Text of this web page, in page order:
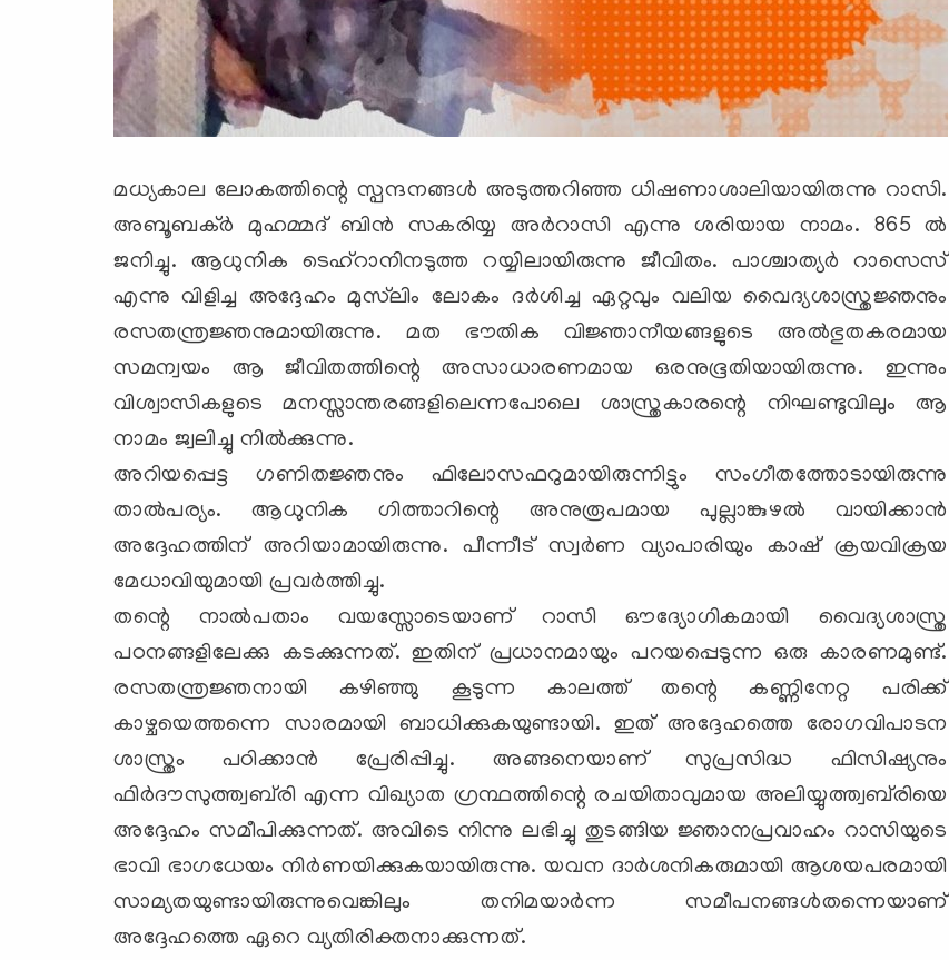
മധ്യകാല ലോകത്തിന്റെ സ്പന്ദനങ്ങള്‍ അടുത്തറിഞ്ഞ ധിഷണാശാലിയായിരുന്നു റാസി.
അബൂബക്ര്‍ മുഹമ്മദ് ബിന്‍ സകരിയ്യ അര്‍റാസി എന്നു ശരിയായ നാമം. 865 ല്‍
ജനിച്ചു. ആധുനിക ടെഹ്‌റാനിനടുത്ത റയ്യിലായിരുന്നു ജീവിതം. പാശ്ചാത്യര്‍ റാസെസ്
എന്നു വിളിച്ച അദ്ദേഹം മുസ്‌ലിം ലോകം ദര്‍ശിച്ച ഏറ്റവും വലിയ വൈദ്യശാസ്ത്രജ്ഞനും
രസതന്ത്രജ്ഞനുമായിരുന്നു. മത ഭൗതിക വിജ്ഞാനീയങ്ങളുടെ അല്‍ഭുതകരമായ
സമന്വയം ആ ജീവിതത്തിന്റെ അസാധാരണമായ ഒരനുഭൂതിയായിരുന്നു. ഇന്നും
വിശ്വാസികളുടെ മനസ്സാന്തരങ്ങളിലെന്നപോലെ ശാസ്ത്രകാരന്റെ നിഘണ്ടുവിലും ആ
നാമം ജ്വലിച്ചു നില്‍ക്കുന്നു.
അറിയപ്പെട്ട ഗണിതജ്ഞനും ഫിലോസഫറുമായിരുന്നിട്ടും സംഗീതത്തോടായിരുന്നു
താല്‍പര്യം. ആധുനിക ഗിത്താറിന്റെ അനുരൂപമായ പുല്ലാങ്കുഴല്‍ വായിക്കാന്‍
അദ്ദേഹത്തിന് അറിയാമായിരുന്നു. പീന്നീട് സ്വര്‍ണ വ്യാപാരിയും കാഷ് ക്രയവിക്രയ
മേധാവിയുമായി പ്രവര്‍ത്തിച്ചു.
തന്റെ നാല്‍പതാം വയസ്സോടെയാണ് റാസി ഔദ്യോഗികമായി വൈദ്യശാസ്ത്ര
പഠനങ്ങളിലേക്കു കടക്കുന്നത്. ഇതിന് പ്രധാനമായും പറയപ്പെടുന്ന ഒരു കാരണമുണ്ട്.
രസതന്ത്രജ്ഞനായി കഴിഞ്ഞു കൂടുന്ന കാലത്ത് തന്റെ കണ്ണിനേറ്റ പരിക്ക്
കാഴ്ചയെത്തന്നെ സാരമായി ബാധിക്കുകയുണ്ടായി. ഇത് അദ്ദേഹത്തെ രോഗവിപാടന
ശാസ്ത്രം പഠിക്കാന്‍ പ്രേരിപ്പിച്ചു. അങ്ങനെയാണ് സുപ്രസിദ്ധ ഫിസിഷ്യനും
ഫിര്‍ദൗസുത്ത്വബ്‌രി എന്ന വിഖ്യാത ഗ്രന്ഥത്തിന്റെ രചയിതാവുമായ അലിയ്യുത്ത്വബ്‌രിയെ
അദ്ദേഹം സമീപിക്കുന്നത്. അവിടെ നിന്നു ലഭിച്ചു തുടങ്ങിയ ജ്ഞാനപ്രവാഹം റാസിയുടെ
ഭാവി ഭാഗധേയം നിര്‍ണയിക്കുകയായിരുന്നു. യവന ദാര്‍ശനികരുമായി ആശയപരമായി
സാമ്യതയുണ്ടായിരുന്നുവെങ്കിലും തനിമയാര്‍ന്ന സമീപനങ്ങള്‍തന്നെയാണ്
അദ്ദേഹത്തെ ഏറെ വ്യതിരിക്തനാക്കുന്നത്.